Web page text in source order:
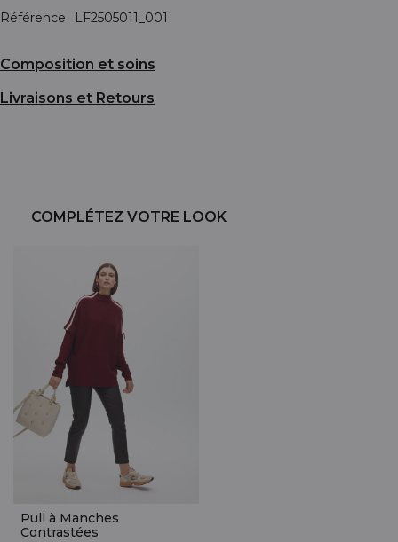
Référence
LF2505011_001
Composition et soins
Livraisons et Retours
COMPLÉTEZ VOTRE LOOK
Pull à Manches
Contrastées